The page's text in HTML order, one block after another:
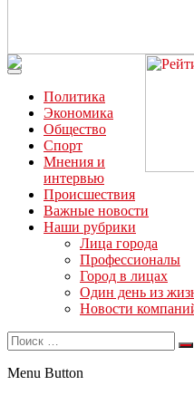
Читайте последние новости
“ЗаНовомосковск”
Политика
Экономика
Общество
Спорт
Мнения и
интервью
Происшествия
Важные новости
Наши рубрики
Лица города
Профессионалы
Город в лицах
Один день из
Новости
Menu Button